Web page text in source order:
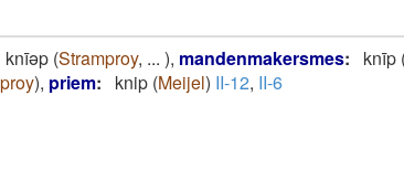
knīǝp (Stramproy, ... ), mandenmakersmes: knīp
), priem: knip (Meijel) II-12, II-6